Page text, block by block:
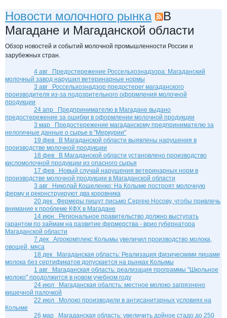
Новости молочного рынка
В
Магадане и Магаданской области
Обзор новостей и событий молочной промышленности России и
зарубежных стран.
4 авг Предостережение Россельхознадзора: Магаданский
молочный завод нарушил ветеринарные нормы
3 авг Россельхознадзор предостерег магаданского
производителя из-за подозрительного оформления молочной
продукции
24 апр Предпринимателю в Магадане выдано
предостережение за ошибки в оформлении молочной продукции
3 мар Предостережение магаданскому предпринимателю за
нелогичные данные о сырье в "Меркурии"
19 фев В Магаданской области выявлены нарушения в
производстве молочной продукции
18 фев В Магаданской области установлено производство
кисломолочной продукции из опасного сырья
17 фев Новый случай нарушения ветеринарных норм в
производстве молочной продукции в Магаданской области
3 авг Николай Кошеленко: На Колыме построят молочную
ферму и реконструируют два коровника
20 дек Фермеры пишут письмо Сергею Носову, чтобы привлечь
внимание к проблеме КФХ в Магадане
14 июн Региональное правительство должно выступать
гарантом по займам на развитие фермерства - врио губернатора
Магаданской области
7 дек Агрокомплекс Колымы увеличил производство молока,
овощей, мяса
18 дек Магаданская область: Реализация физическими лицами
молока без сертификатов допускается на рынках Колымы
1 авг Магаданская область: реализация программы "Школьное
молоко" продолжится в новом учебном году
24 июл Магаданская обалсть: местное молоко загрязнено
кишечной палочкой
22 июл Молоко производили в антисанитарных условиях на
Колыме
26 мар Магаданская область: увеличить дойное стадо до 250